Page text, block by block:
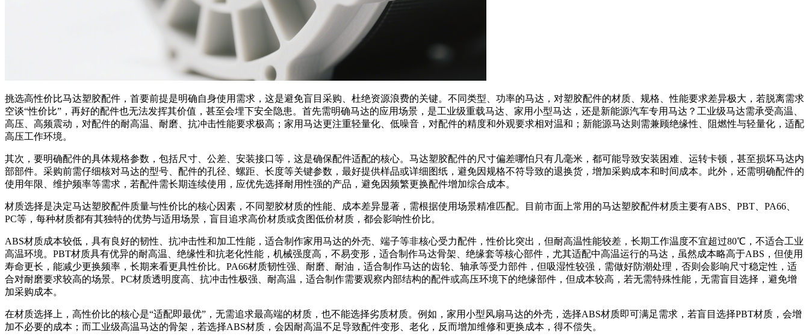
挑选高性价比马达塑胶配件，首要前提是明确自身使用需求，这是避免盲目采购、杜绝资源浪费的关键。不同类型、功率的马达，对塑胶配件的材质、规格、性能要求差异极大，若脱离需求
空谈“性价比”，再好的配件也无法发挥其价值，甚至会埋下安全隐患。首先需明确马达的应用场景，是工业级重载马达、家用小型马达，还是新能源汽车专用马达？工业级马达需承受高温、
高压、高频震动，对配件的耐高温、耐磨、抗冲击性能要求极高；家用马达更注重轻量化、低噪音，对配件的精度和外观要求相对温和；新能源马达则需兼顾绝缘性、阻燃性与轻量化，适配
高压工作环境。
其次，要明确配件的具体规格参数，包括尺寸、公差、安装接口等，这是确保配件适配的核心。马达塑胶配件的尺寸偏差哪怕只有几毫米，都可能导致安装困难、运转卡顿，甚至损坏马达内
部部件。采购前需仔细核对马达的型号、配件的孔径、螺距、长度等关键参数，最好提供样品或详细图纸，避免因规格不符导致的退换货，增加采购成本和时间成本。此外，还需明确配件的
使用年限、维护频率等需求，若配件需长期连续使用，应优先选择耐用性强的产品，避免因频繁更换配件增加综合成本。
材质选择是决定马达塑胶配件质量与性价比的核心因素，不同塑胶材质的性能、成本差异显著，需根据使用场景精准匹配。目前市面上常用的马达塑胶配件材质主要有ABS、PBT、PA66、
PC等，每种材质都有其独特的优势与适用场景，盲目追求高价材质或贪图低价材质，都会影响性价比。
ABS材质成本较低，具有良好的韧性、抗冲击性和加工性能，适合制作家用马达的外壳、端子等非核心受力配件，性价比突出，但耐高温性能较差，长期工作温度不宜超过80℃，不适合工业
高温环境。PBT材质具有优异的耐高温、绝缘性和抗老化性能，机械强度高，不易变形，适合制作马达骨架、绝缘套等核心部件，尤其适配中高温运行的马达，虽然成本略高于ABS，但使用
寿命更长，能减少更换频率，长期来看更具性价比。PA66材质韧性强、耐磨、耐油，适合制作马达的齿轮、轴承等受力部件，但吸湿性较强，需做好防潮处理，否则会影响尺寸稳定性，适
合对耐磨要求较高的场景。PC材质透明度高、抗冲击性极强、耐高温，适合制作需要观察内部结构的配件或高压环境下的绝缘部件，但成本较高，若无需特殊性能，无需盲目选择，避免增
加采购成本。
在材质选择上，高性价比的核心是“适配即最优”，无需追求最高端的材质，也不能选择劣质材质。例如，家用小型风扇马达的外壳，选择ABS材质即可满足需求，若盲目选择PBT材质，会增
加不必要的成本；而工业级高温马达的骨架，若选择ABS材质，会因耐高温不足导致配件变形、老化，反而增加维修和更换成本，得不偿失。